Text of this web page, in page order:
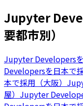
Jupyter
要都市別）
Jupyter Developersを
Developersを日本で
本で採用（大阪）
屋） Jupyter